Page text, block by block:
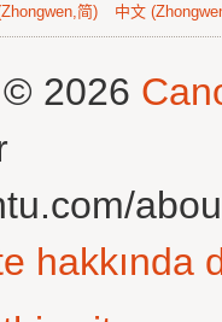
简) 中文
© 2026
hakkında